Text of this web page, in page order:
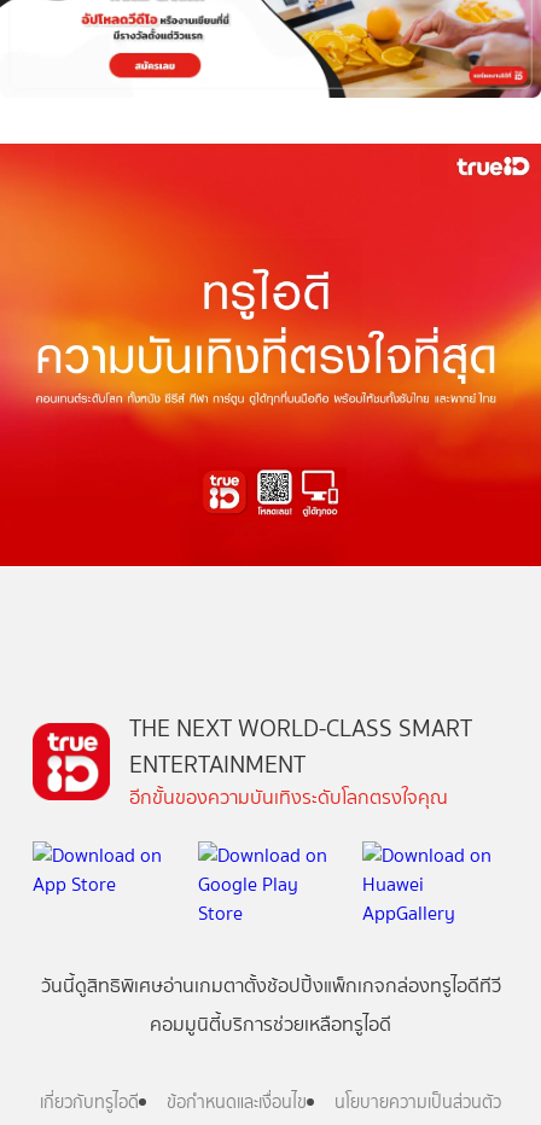
THE NEXT WORLD-CLASS SMART
ENTERTAINMENT
อีกขั้นของความบันเทิงระดับโลกตรงใจคุณ
วันนี้ดูสิทธิพิเศษอ่านเกมตาตั้งช้อปปิ้งแพ็กเกจกล่องทรูไอดีทีวี
คอมมูนิตี้บริการช่วยเหลือทรูไอดี
เกี่ยวกับทรูไอดี ข้อกำหนดและเงื่อนไข นโยบายความเป็นส่วนตัว